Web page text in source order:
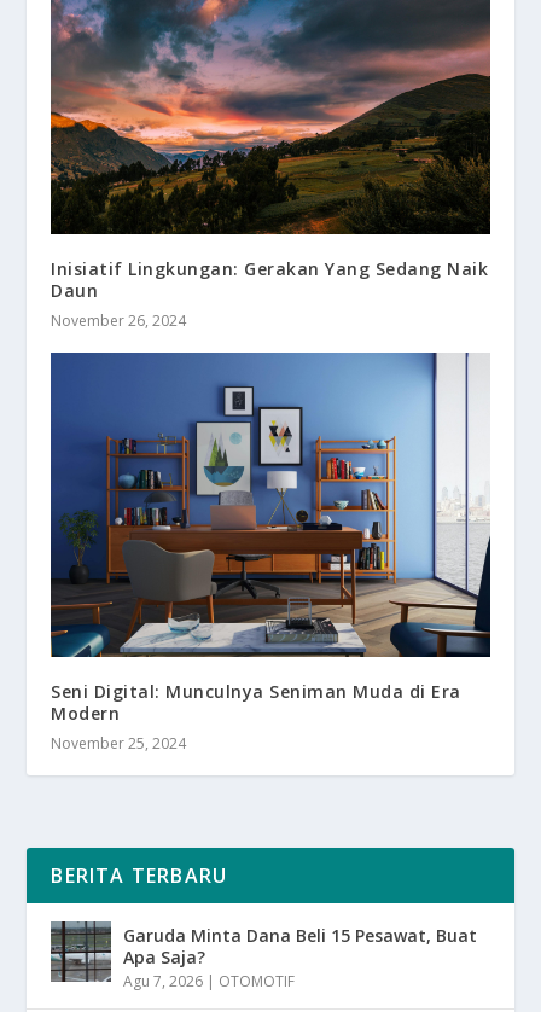
Inisiatif Lingkungan: Gerakan Yang Sedang Naik
Daun
November 26, 2024
Seni Digital: Munculnya Seniman Muda di Era
Modern
November 25, 2024
BERITA TERBARU
Garuda Minta Dana Beli 15 Pesawat, Buat
Apa Saja?
Agu 7, 2026 | OTOMOTIF